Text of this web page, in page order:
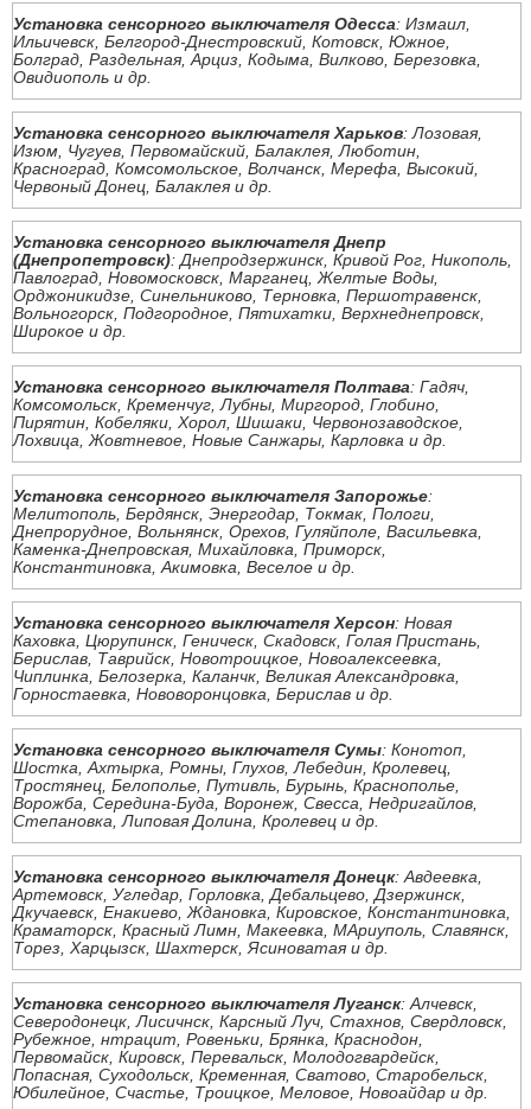
Установка сенсорного выключателя Одесса: Измаил,
Ильичевск, Белгород-Днестровский, Котовск, Южное,
Болград, Раздельная, Арциз, Кодыма, Вилково, Березовка,
Овидиополь и др.
Установка сенсорного выключателя Харьков: Лозовая,
Изюм, Чугуев, Первомайский, Балаклея, Люботин,
Красноград, Комсомольское, Волчанск, Мерефа, Высокий,
Червоный Донец, Балаклея и др.
Установка сенсорного выключателя Днепр
(Днепропетровск): Днепродзержинск, Кривой Рог, Никополь,
Павлоград, Новомосковск, Марганец, Желтые Воды,
Орджоникидзе, Синельниково, Терновка, Першотравенск,
Вольногорск, Подгородное, Пятихатки, Верхнеднепровск,
Широкое и др.
Установка сенсорного выключателя Полтава: Гадяч,
Комсомольск, Кременчуг, Лубны, Миргород, Глобино,
Пирятин, Кобеляки, Хорол, Шишаки, Червонозаводское,
Лохвица, Жовтневое, Новые Санжары, Карловка и др.
Установка сенсорного выключателя Запорожье:
Мелитополь, Бердянск, Энергодар, Токмак, Пологи,
Днепрорудное, Вольнянск, Орехов, Гуляйполе, Васильевка,
Каменка-Днепровская, Михайловка, Приморск,
Константиновка, Акимовка, Веселое и др.
Установка сенсорного выключателя Херсон: Новая
Каховка, Цюрупинск, Геническ, Скадовск, Голая Пристань,
Берислав, Таврийск, Новотроицкое, Новоалексеевка,
Чиплинка, Белозерка, Каланчк, Великая Александровка,
Горностаевка, Нововоронцовка, Берислав и др.
Установка сенсорного выключателя Сумы: Конотоп,
Шостка, Ахтырка, Ромны, Глухов, Лебедин, Кролевец,
Тростянец, Белополье, Путивль, Бурынь, Краснополье,
Ворожба, Середина-Буда, Воронеж, Свесса, Недригайлов,
Степановка, Липовая Долина, Кролевец и др.
Установка сенсорного выключателя Донецк: Авдеевка,
Артемовск, Угледар, Горловка, Дебальцево, Дзержинск,
Дкучаевск, Енакиево, Ждановка, Кировское, Константиновка,
Краматорск, Красный Лимн, Макеевка, МАриуполь, Славянск,
Торез, Харцызск, Шахтерск, Ясиноватая и др.
Установка сенсорного выключателя Луганск: Алчевск,
Северодонецк, Лисичнск, Карсный Луч, Стахнов, Свердловск,
Рубежное, нтрацит, Ровеньки, Брянка, Краснодон,
Первомайск, Кировск, Перевальск, Молодогвардейск,
Попасная, Суходольск, Кременная, Сватово, Старобельск,
Юбилейное, Счастье, Троицкое, Меловое, Новоайдар и др.